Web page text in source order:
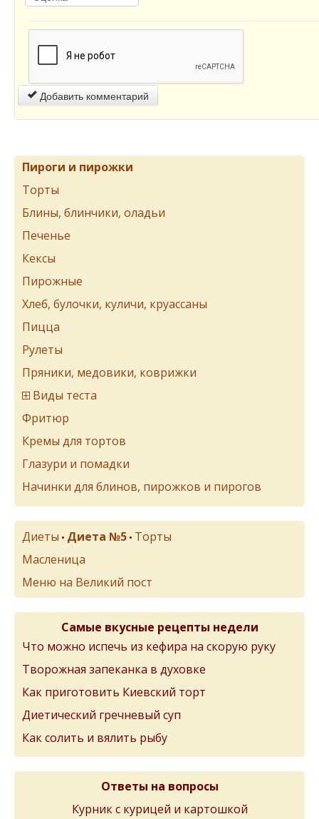
Добавить комментарий
Пироги и пирожки
Торты
Блины, блинчики, оладьи
Печенье
Кексы
Пирожные
Хлеб, булочки, куличи, круассаны
Пицца
Рулеты
Пряники, медовики, коврижки
Виды теста
Фритюр
Кремы для тортов
Глазури и помадки
Начинки для блинов, пирожков и пирогов
Диеты • Диета №5 • Торты
Масленица
Меню на Великий пост
Самые вкусные рецепты недели
Что можно испечь из кефира на скорую руку
Творожная запеканка в духовке
Как приготовить Киевский торт
Диетический гречневый суп
Как солить и вялить рыбу
Ответы на вопросы
Курник с курицей и картошкой